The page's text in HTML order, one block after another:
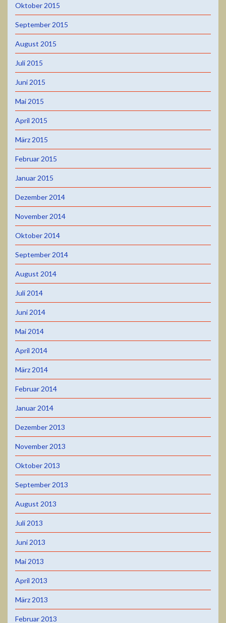
Oktober 2015
September 2015
August 2015
Juli 2015
Juni 2015
Mai 2015
April 2015
März 2015
Februar 2015
Januar 2015
Dezember 2014
November 2014
Oktober 2014
September 2014
August 2014
Juli 2014
Juni 2014
Mai 2014
April 2014
März 2014
Februar 2014
Januar 2014
Dezember 2013
November 2013
Oktober 2013
September 2013
August 2013
Juli 2013
Juni 2013
Mai 2013
April 2013
März 2013
Februar 2013